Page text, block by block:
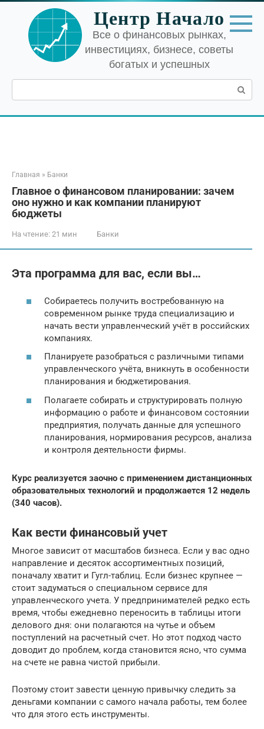
Перейти
контенту
Центр Начало
Все о финансовых рынках,
инвестициях, бизнесе, советы
богатых и успешных
Поиск:
Главная » Банки
Главное о финансовом планировании: зачем
оно нужно и как компании планируют
бюджеты
На чтение: 21 мин Банки
Эта программа для вас, если вы…
Собираетесь получить востребованную на
современном рынке труда специализацию и
начать вести управленческий учёт в российских
компаниях.
Планируете разобраться с различными типами
управленческого учёта, вникнуть в особенности
планирования и бюджетирования.
Полагаете собирать и структурировать полную
информацию о работе и финансовом состоянии
предприятия, получать данные для успешного
планирования, нормирования ресурсов, анализа
и контроля деятельности фирмы.
Курс реализуется заочно с применением дистанционных
образовательных технологий и продолжается 12 недель
(340 часов).
Как вести финансовый учет
Многое зависит от масштабов бизнеса. Если у вас одно
направление и десяток ассортиментных позиций,
поначалу хватит и Гугл-таблиц. Если бизнес крупнее —
стоит задуматься о специальном сервисе для
управленческого учета. У предпринимателей редко есть
время, чтобы ежедневно переносить в таблицы итоги
делового дня: они полагаются на чутье и объем
поступлений на расчетный счет. Но этот подход часто
доводит до проблем, когда становится ясно, что сумма
на счете не равна чистой прибыли.
Поэтому стоит завести ценную привычку следить за
деньгами компании с самого начала работы, тем более
что для этого есть инструменты.